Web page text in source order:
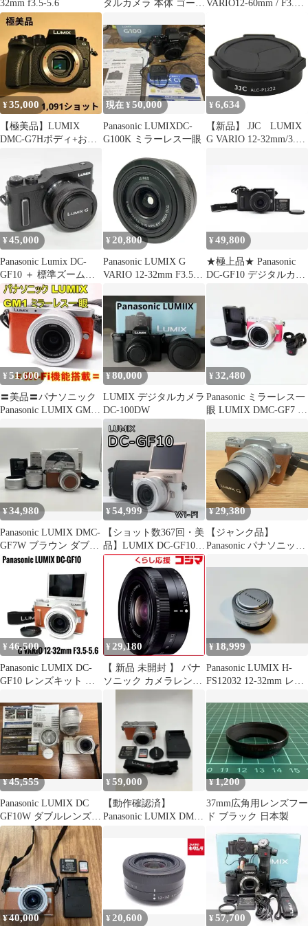
32mm f3.5-5.6
タルカメラ 本体 ゴール VARIO12-60mm / F3.5-
¥35,000
【極美品】LUMIX
DMC-G7Hボディ+おま
現在 ¥50,000
Panasonic LUMIXDC-
G100K ミラーレス一眼
¥ 6,634
【新品】 JJC LUMIX
G VARIO 12-32mm/3.5-
¥45,000
Panasonic Lumix DC-
GF10 ＋ 標準ズームレ
ンズ セット
¥ 20,800
Panasonic LUMIX G
VARIO 12-32mm F3.5-
良好 T11513152
¥49,800
★極上品★ Panasonic
DC-GF10 デジタルカメ
¥ 51,600
〓美品〓パナソニック
Panasonic LUMIX GM1
¥80,000
LUMIX デジタルカメラ
DC-100DW
¥32,480
Panasonic ミラーレス一
眼 LUMIX DMC-GF7 ピ
¥34,980
Panasonic LUMIX DMC-
GF7W ブラウン ダブル
レンズ
¥54,999
【ショット数367回・美
品】LUMIX DC-GF10
ホワイト×ピンクゴール
¥29,380
【ジャンク品】
Panasonic パナソニック
ラーレス一眼カメラ、
Lumix DMC-GF7
¥ 46,500
Panasonic LUMIX DC-
GF10 レンズキット オ
¥ 29,180
【 新品 未開封 】 パナ
ソニック カメラレンズ
ズ /ズームレンズ］ ブ
ラック LUMIX G
VARIO 12-32mm/F3.5-
5.6 ASPH./MEGA O.I.S.
H-FS12032-K 未使用 送
料無料
¥18,999
Panasonic LUMIX H-
FS12032 12-32mm レン
¥45,555
Panasonic LUMIX DC
GF10W ダブルレンズキ
ット
¥59,000
【動作確認済】
Panasonic LUMIX DMC-
¥1,200
37mm広角用レンズフー
ド ブラック 日本製
¥40,000 ¥ 20,600 ¥ 57,700